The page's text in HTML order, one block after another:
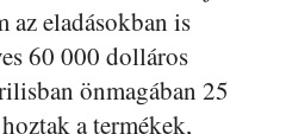
eladásokban is
60 000 dolláros
önmagában 25
a termékek,